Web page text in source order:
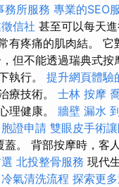
務所服務 專業的SEO
信社 甚至可以每天
有疼痛的肌肉結。 它
但不能透過瑞典式
執行。 提升網頁體驗
療技術。 士林 按摩
理健康。 牆壁 漏水
證申請 雙眼皮手術
。 背部按摩時，客
北投整骨服務 現代
冷氣清洗流程 探索更